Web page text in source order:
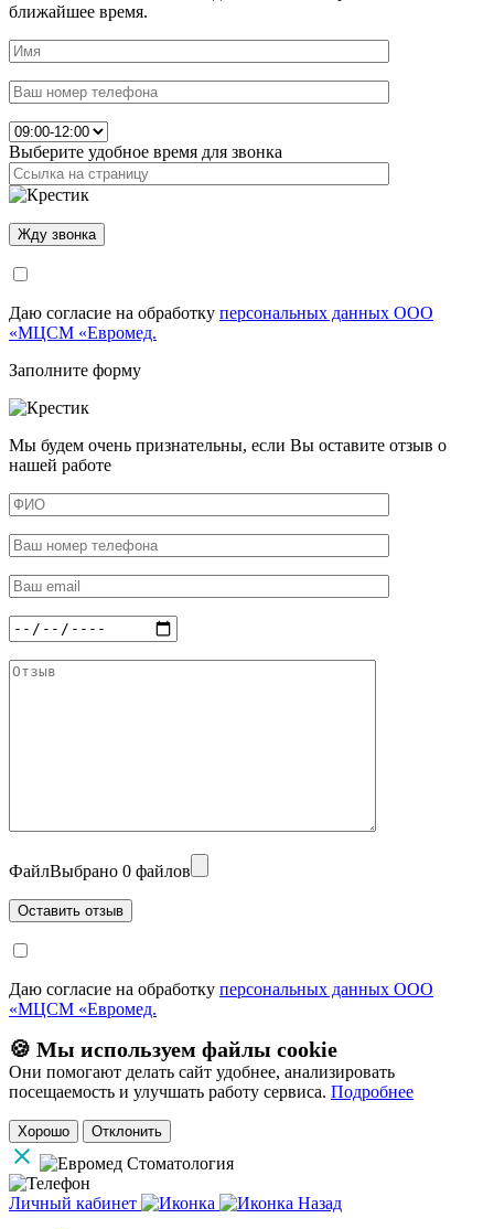
ближайшее время.
Выберите удобное время для звонка
Даю согласие на обработку персональных данных ООО
«МЦСМ «Евромед.
Заполните форму
Мы будем очень признательны, если Вы оставите отзыв о
нашей работе
ФайлВыбрано 0 файлов
Даю согласие на обработку персональных данных ООО
«МЦСМ «Евромед.
🍪 Мы используем файлы cookie
Они помогают делать сайт удобнее, анализировать
посещаемость и улучшать работу сервиса. Подробнее
Хорошо Отклонить
Личный кабинет
Назад